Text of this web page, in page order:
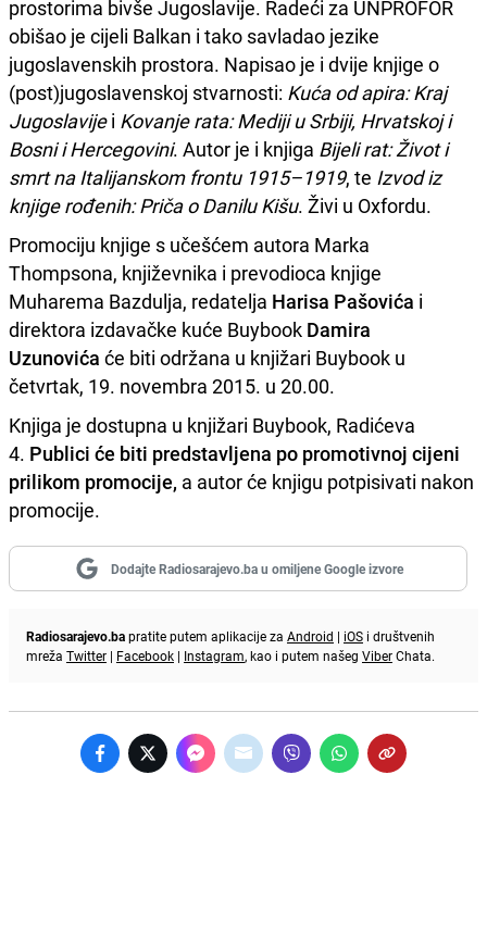
prostorima bivše Jugoslavije. Radeći za UNPROFOR
obišao je cijeli Balkan i tako savladao jezike
jugoslavenskih prostora. Napisao je i dvije knjige o
(post)jugoslavenskoj stvarnosti: Kuća od apira: Kraj
Jugoslavijei Kovanje rata: Mediji u Srbiji, Hrvatskoj i
Bosni i Hercegovini. Autor je i knjiga Bijeli rat: Život i
smrt na Italijanskom frontu 1915–1919, te Izvod iz
knjige rođenih: Priča o Danilu Kišu. Živi u Oxfordu.
Promociju knjige s učešćem autora Marka
Thompsona, književnika i prevodioca knjige
Muharema Bazdulja, redatelja Harisa Pašovića i
direktora izdavačke kuće Buybook Damira
Uzunovića će biti održana u knjižari Buybook u
četvrtak, 19. novembra 2015. u 20.00.
Knjiga je dostupna u knjižari Buybook, Radićeva
4. Publici će biti predstavljena po promotivnoj cijeni
prilikom promocije, a autor će knjigu potpisivati nakon
promocije.
Dodajte Radiosarajevo.ba u omiljene Google izvore
Radiosarajevo.bapratite putem aplikacije za Android | iOS i društvenih
mreža Twitter | Facebook | Instagram, kao i putem našeg ViberChata.